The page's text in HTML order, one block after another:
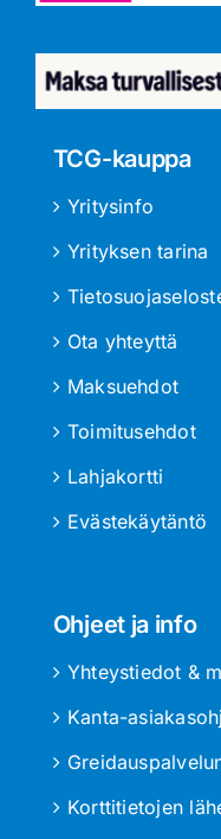
TCG-kauppa
Yritysinfo
Yrityksen tarina
Ota yhteyttä
Maksuehdot
Toimitusehdot
Lahjakortti
Evästekäytäntö
Ohjeet ja info
Yhteystiedot &
Kanta-
Korttitietojen